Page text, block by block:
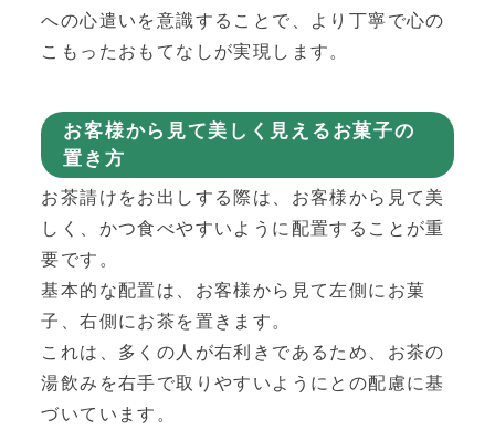
への心遣いを意識することで、より丁寧で心の
こもったおもてなしが実現します。
お客様から見て美しく見えるお菓子の
置き方
お茶請けをお出しする際は、お客様から見て美
しく、かつ食べやすいように配置することが重
要です。
基本的な配置は、お客様から見て左側にお菓
子、右側にお茶を置きます。
これは、多くの人が右利きであるため、お茶の
湯飲みを右手で取りやすいようにとの配慮に基
づいています。